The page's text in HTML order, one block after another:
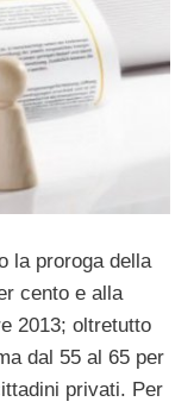
la proroga della
cento e alla
2013; oltretutto
dal 55 al 65 per
privati. Per